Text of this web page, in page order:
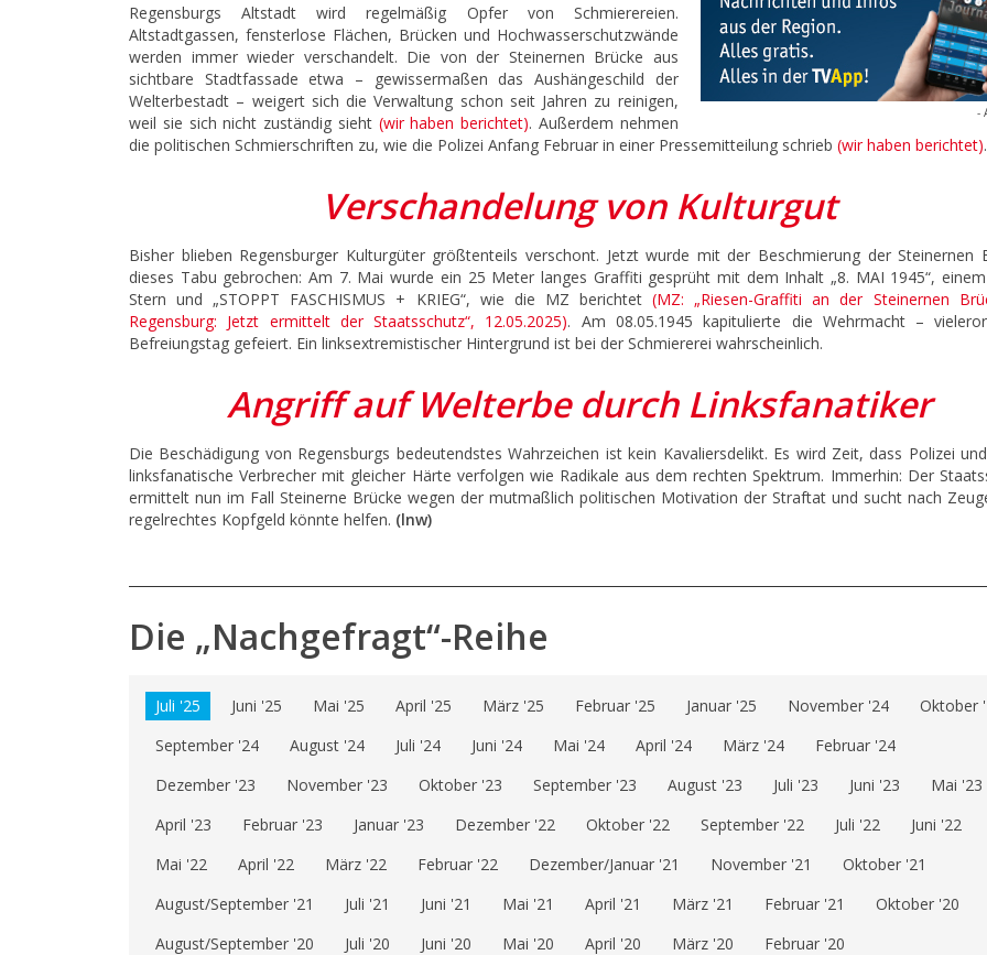
-
Regensburgs Altstadt wird regelmäßig Opfer von Schmierereien.
Altstadtgassen, fensterlose Flächen, Brücken und Hochwasserschutzwände
werden immer wieder verschandelt. Die von der Steinernen Brücke aus
sichtbare Stadtfassade etwa – gewissermaßen das Aushängeschild der
Welterbestadt – weigert sich die Verwaltung schon seit Jahren zu reinigen,
weil sie sich nicht zuständig sieht (wir haben berichtet). Außerdem nehmen
die politischen Schmierschriften zu, wie die Polizei Anfang Februar in einer Pressemitteilung schrieb (wir haben berichtet).
Verschandelung von Kulturgut
Bisher blieben Regensburger Kulturgüter größtenteils verschont. Jetzt wurde mit der Beschmierung der Steinernen
dieses Tabu gebrochen: Am 7. Mai wurde ein 25 Meter langes Graffiti gesprüht mit dem Inhalt „8. MAI 1945“,
Stern und „STOPPT FASCHISMUS + KRIEG“, wie die MZ berichtet(MZ: „Riesen-Graffiti an der Steinernen
Regensburg: Jetzt ermittelt der Staatsschutz“, 12.05.2025). Am 08.05.1945 kapitulierte die Wehrmacht –
Befreiungstag gefeiert. Ein linksextremistischer Hintergrund ist bei der Schmiererei wahrscheinlich.
Angriff auf Welterbe durch Linksfanatiker
Die Beschädigung von Regensburgs bedeutendstes Wahrzeichen ist kein Kavaliersdelikt. Es wird Zeit, dass Polizei
linksfanatische Verbrecher mit gleicher Härte verfolgen wie Radikale aus dem rechten Spektrum. Immerhin: Der
ermittelt nun im Fall Steinerne Brücke wegen der mutmaßlich politischen Motivation der Straftat und sucht nach
regelrechtes Kopfgeld könnte helfen. (lnw)
Die „Nachgefragt“-Reihe
Juli '25 Juni '25 Mai '25 April '25 März '25 Februar '25 Januar '25 November '24
Oktober
September '24
August '24 Juli '24 Juni '24 Mai '24 April '24 März '24
Februar '24
Dezember '23
November '23 Oktober '23 September '23 August '23 Juli '23 Juni '23
Mai '23
April '23
Februar '23 Januar '23 Dezember '22 Oktober '22 September '22 Juli '22
Juni '22
Mai '22
April '22 März '22 Februar '22 Dezember/Januar '21 November '21
Oktober '21
August/September '21
Juli '21 Juni '21 Mai '21 April '21 März '21 Februar '21
Oktober '20
August/September '20
Juli '20 Juni '20 Mai '20 April '20 März '20
Februar '20